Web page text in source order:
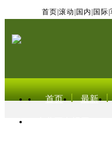
首页 滚动 国内 国际
首页 最新